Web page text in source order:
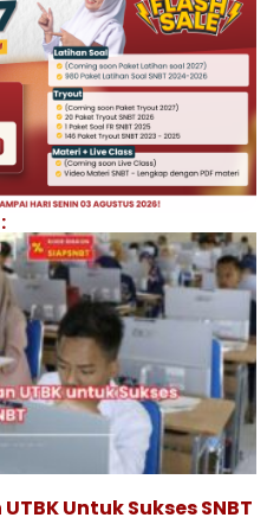
Untuk Sukses SNBT